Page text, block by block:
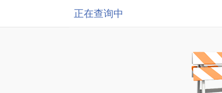
正在查询中